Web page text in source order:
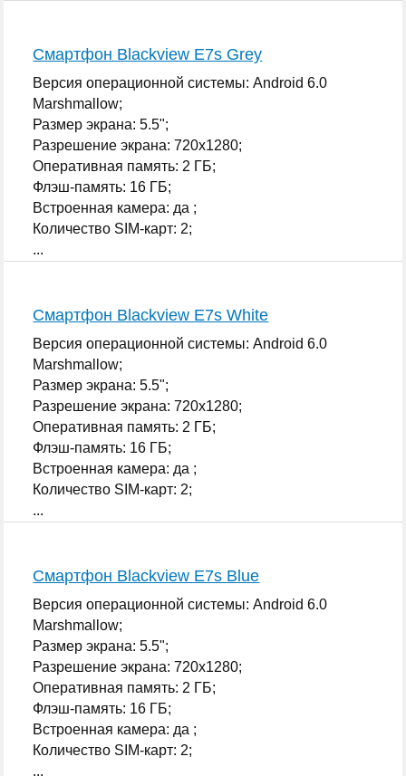
Смартфон Blackview E7s Grey
Версия операционной системы: Android 6.0
Marshmallow;
Размер экрана: 5.5";
Разрешение экрана: 720x1280;
Оперативная память: 2 ГБ;
Флэш-память: 16 ГБ;
Встроенная камера: да ;
Количество SIM-карт: 2;
...
Смартфон Blackview E7s White
Версия операционной системы: Android 6.0
Marshmallow;
Размер экрана: 5.5";
Разрешение экрана: 720x1280;
Оперативная память: 2 ГБ;
Флэш-память: 16 ГБ;
Встроенная камера: да ;
Количество SIM-карт: 2;
...
Смартфон Blackview E7s Blue
Версия операционной системы: Android 6.0
Marshmallow;
Размер экрана: 5.5";
Разрешение экрана: 720x1280;
Оперативная память: 2 ГБ;
Флэш-память: 16 ГБ;
Встроенная камера: да ;
Количество SIM-карт: 2;
...